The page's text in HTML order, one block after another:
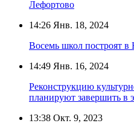
Лефортово
14:26 Янв. 18, 2024
Восемь школ построят
14:49 Янв. 16, 2024
Реконструкцию
планируют завершить в
13:38 Окт. 9, 2023